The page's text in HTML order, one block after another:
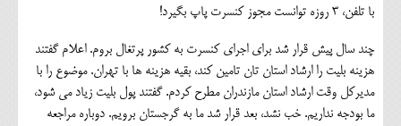
با تلفن، 3 روزه توانست مجوز کنسرت پاپ بگیرد!
چند سال پیش قرار شد برای اجرای کنسرت به کشور پرتغال بروم. اعلام گفتند
هزینه بلیت را ارشاد استان تان تامین کند، بقیه هزینه ها با تهران. موضوع را با
مدیرکل وقت ارشاد استان مازندران مطرح کردم. گفتند پول بلیت زیاد می شود،
ما بودجه نداریم. خب نشد، بعد قرار شد ما به گرجستان برویم. دوباره مراجعه